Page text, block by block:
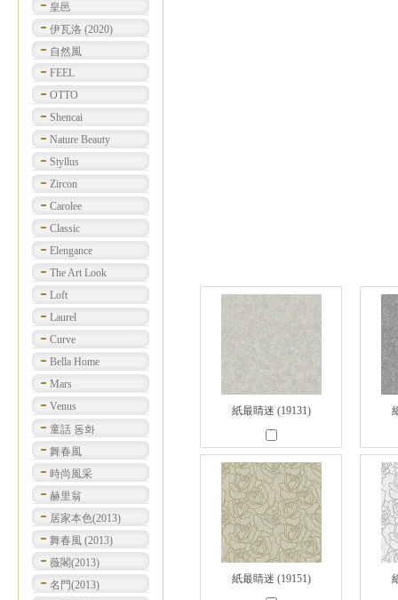
皇邑
伊瓦洛 (2020)
自然風
FEEL
OTTO
Shencai
Nature Beauty
Styllus
Zircon
Carolee
Classic
Elengance
The Art Look
Loft
Laurel
Curve
Bella Home
Mars
Venus
童話 동화
舞春風
時尚風采
赫里翁
居家本色(2013)
舞春風 (2013)
薇閣(2013)
名門(2013)
紙最睛迷 (19131)
紙最睛迷 (19151)